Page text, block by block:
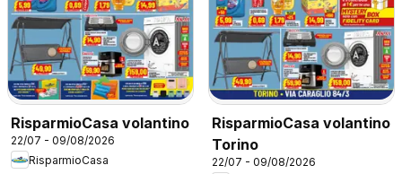
RisparmioCasa volantino
22/07 - 09/08/2026
RisparmioCasa
RisparmioCasa volantino
Torino
22/07 - 09/08/2026